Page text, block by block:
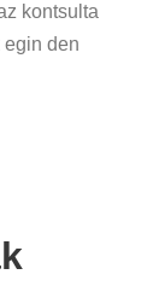
kontsulta
den